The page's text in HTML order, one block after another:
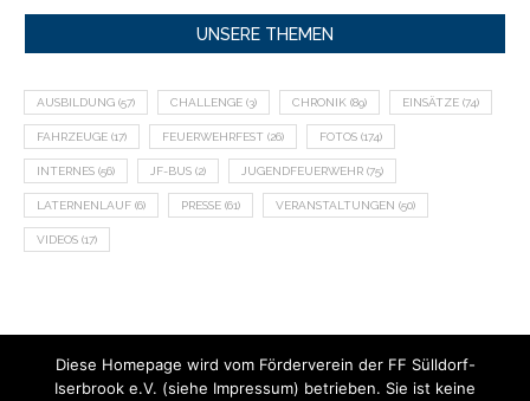
UNSERE THEMEN
AUSBILDUNG (57) CHALLENGE (3) CHRONIK (89) EINSÄTZE (74)
FAHRZEUGE (17) FEUERWEHRFEST (26) FOTOS (174)
INTERNES (56) JF-BUS (2) JUGENDFEUERWEHR (75)
LATERNENLAUF (6) PRESSE (61) VERANSTALTUNGEN (50)
VIDEOS (17)
Diese Homepage wird vom Förderverein der FF Sülldorf-
Iserbrook e.V. (siehe Impressum) betrieben. Sie ist keine